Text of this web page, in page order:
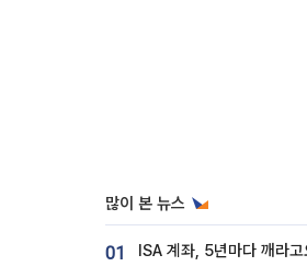
많이 본 뉴스
01 ISA 계좌, 5년마다 깨라